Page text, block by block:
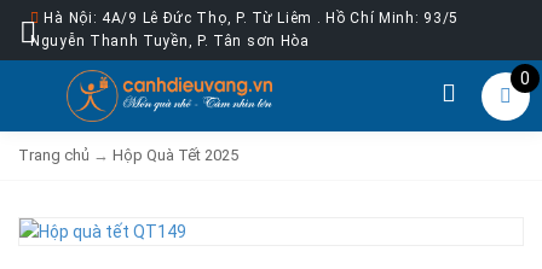
Hà Nội: 4A/9 Lê Đức Thọ, P. Từ Liêm . Hồ Chí Minh: 93/5
Nguyễn Thanh Tuyền, P. Tân sơn Hòa
0
Trang chủ → Hộp Quà Tết 2025